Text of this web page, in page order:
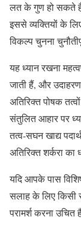
लत के गुण हो सकते
इससे व्यक्तियों के
विकल्प चुनना
यह ध्यान रखना
जाती हैं, और
अतिरिक्त पोषक
संतुलित आहार पर
तत्व-सघन खाद्य
अतिरिक्त शर्करा का
यदि आपके पास
सलाह के लिए किसी
परामर्श करना उचित